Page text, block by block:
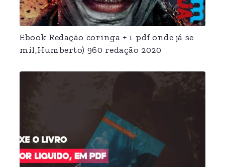
Ebook Redação coringa + 1 pdf onde já se
mil,Humberto) 960 redação 2020